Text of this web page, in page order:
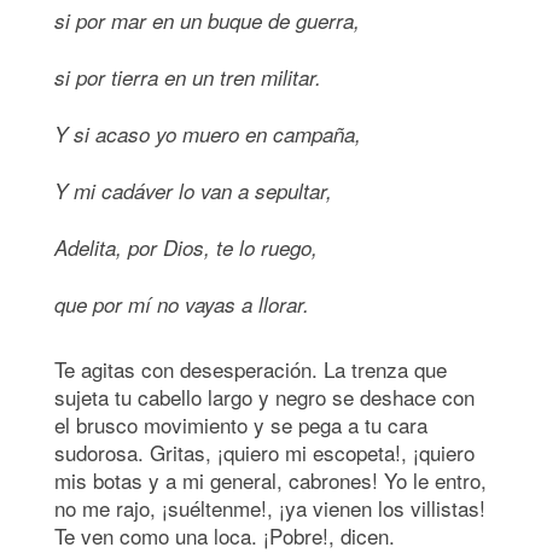
si por mar en un buque de guerra,
si por tierra en un tren militar.
Y si acaso yo muero en campaña,
Y mi cadáver lo van a sepultar,
Adelita, por Dios, te lo ruego,
que por mí no vayas a llorar.
Te agitas con desesperación. La trenza que
sujeta tu cabello largo y negro se deshace con
el brusco movimiento y se pega a tu cara
sudorosa. Gritas, ¡quiero mi escopeta!, ¡quiero
mis botas y a mi general, cabrones! Yo le entro,
no me rajo, ¡suéltenme!, ¡ya vienen los villistas!
Te ven como una loca. ¡Pobre!, dicen.